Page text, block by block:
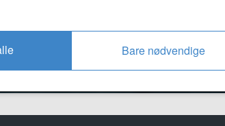
Bare nødvendige